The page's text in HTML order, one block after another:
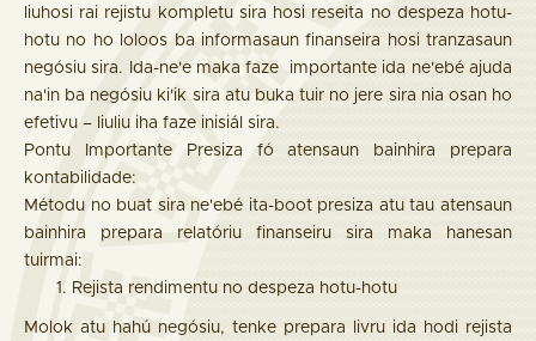
liuhosi rai rejistu kompletu sira hosi reseita no despeza hotu-
hotu no ho loloos ba informasaun finanseira hosi tranzasaun
negósiu sira. Ida-ne'e maka faze importante ida ne'ebé ajuda
na'in ba negósiu ki'ik sira atu buka tuir no jere sira nia osan ho
efetivu – liuliu iha faze inisiál sira.
Pontu Importante Presiza fó atensaun bainhira prepara
kontabilidade:
Métodu no buat sira ne'ebé ita-boot presiza atu tau atensaun
bainhira prepara relatóriu finanseiru sira maka hanesan
tuirmai:
Rejista rendimentu no despeza hotu-hotu
Molok atu hahú negósiu, tenke prepara livru ida hodi rejista